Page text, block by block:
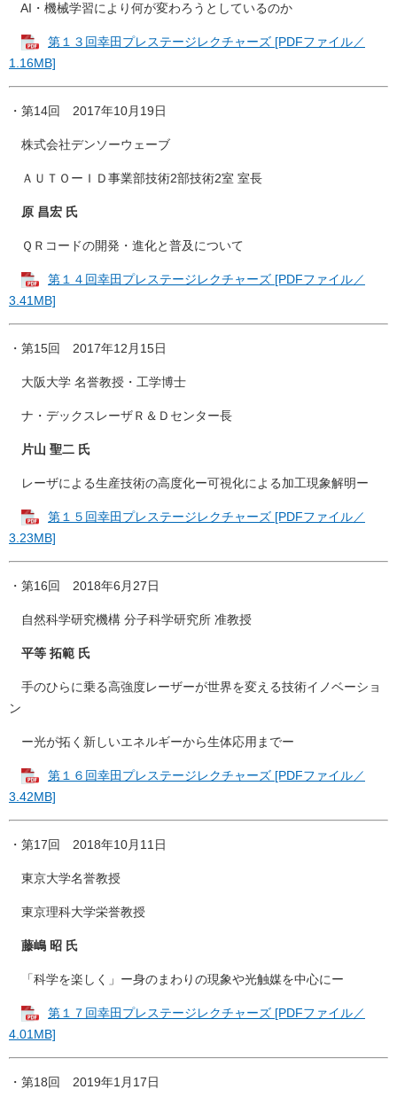
AI・機械学習により何が変わろうとしているのか
第１３回幸田プレステージレクチャーズ [PDFファイル／
1.16MB]
・第14回 2017年10月19日
株式会社デンソーウェーブ
ＡＵＴＯーＩＤ事業部技術2部技術2室 室長
原 昌宏 氏
ＱＲコードの開発・進化と普及について
第１４回幸田プレステージレクチャーズ [PDFファイル／
3.41MB]
・第15回 2017年12月15日
大阪大学 名誉教授・工学博士
ナ・デックスレーザＲ＆Ｄセンター長
片山 聖二 氏
レーザによる生産技術の高度化ー可視化による加工現象解明ー
第１５回幸田プレステージレクチャーズ [PDFファイル／
3.23MB]
・第16回 2018年6月27日
自然科学研究機構 分子科学研究所 准教授
平等 拓範 氏
手のひらに乗る高強度レーザーが世界を変える技術イノベーショ
ン
ー光が拓く新しいエネルギーから生体応用までー
第１６回幸田プレステージレクチャーズ [PDFファイル／
3.42MB]
・第17回 2018年10月11日
東京大学名誉教授
東京理科大学栄誉教授
藤嶋 昭 氏
「科学を楽しく」ー身のまわりの現象や光触媒を中心にー
第１７回幸田プレステージレクチャーズ [PDFファイル／
4.01MB]
・第18回 2019年1月17日